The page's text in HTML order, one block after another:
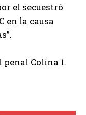
el secuestró
en la causa
Colina 1.